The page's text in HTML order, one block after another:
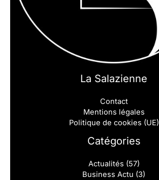
La Salazienne
Contact
Mentions légales
Politique de cookies (UE)
Catégories
Actualités (57)
Business Actu (3)